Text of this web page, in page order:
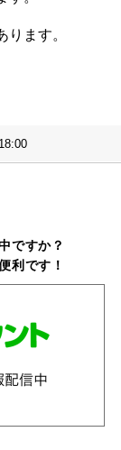
ます。
ですか？
利です！